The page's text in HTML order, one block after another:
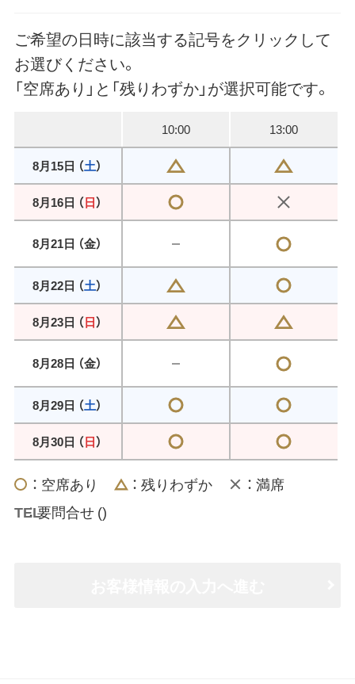
ご希望の日時に該当する記号をクリックして
お選びください。
「空席あり」と「残りわずか」が選択可能です。
10:00
13:00
8月15日 （土）
8月16日 （日）
8月21日 （金）
8月22日 （土）
8月23日 （日）
8月28日 （金）
8月29日 （土）
8月30日 （日）
： 空席あり ： 残りわずか
： 満席
： 要問合せ ()